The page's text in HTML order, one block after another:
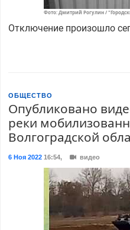
Фото: Дмитрий Рогулин /
Отключение произошло
ОБЩЕСТВО
Опубликовано
реки
Волгоградской
6 Ноя 202216:54, видео